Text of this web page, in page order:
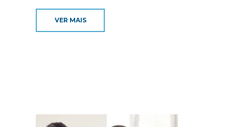
VER MAIS